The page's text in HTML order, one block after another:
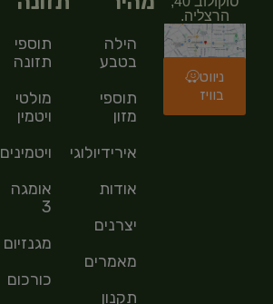
הרצליה.
ניווט
בוויז
הילה
בטבע
תוספי
מזון
אירידיולוגיה
אודות
יצרנים
מאמרים
תקנון
תוספי
תזונה
מולטי
ויטמין
ויטמינים
אומגה
3
מגנזיום
כורכום